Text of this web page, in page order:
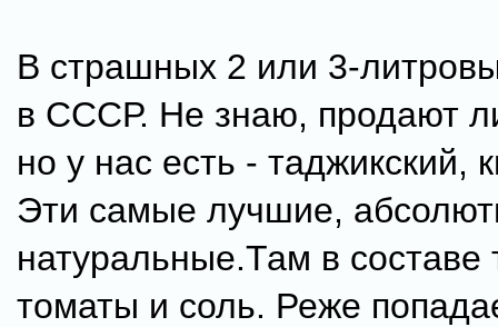
В страшных 2 или 3-
в СССР. Не знаю, продают
но у нас есть - таджикский,
Эти самые лучшие,
натуральные.Там в составе
томаты и соль. Реже